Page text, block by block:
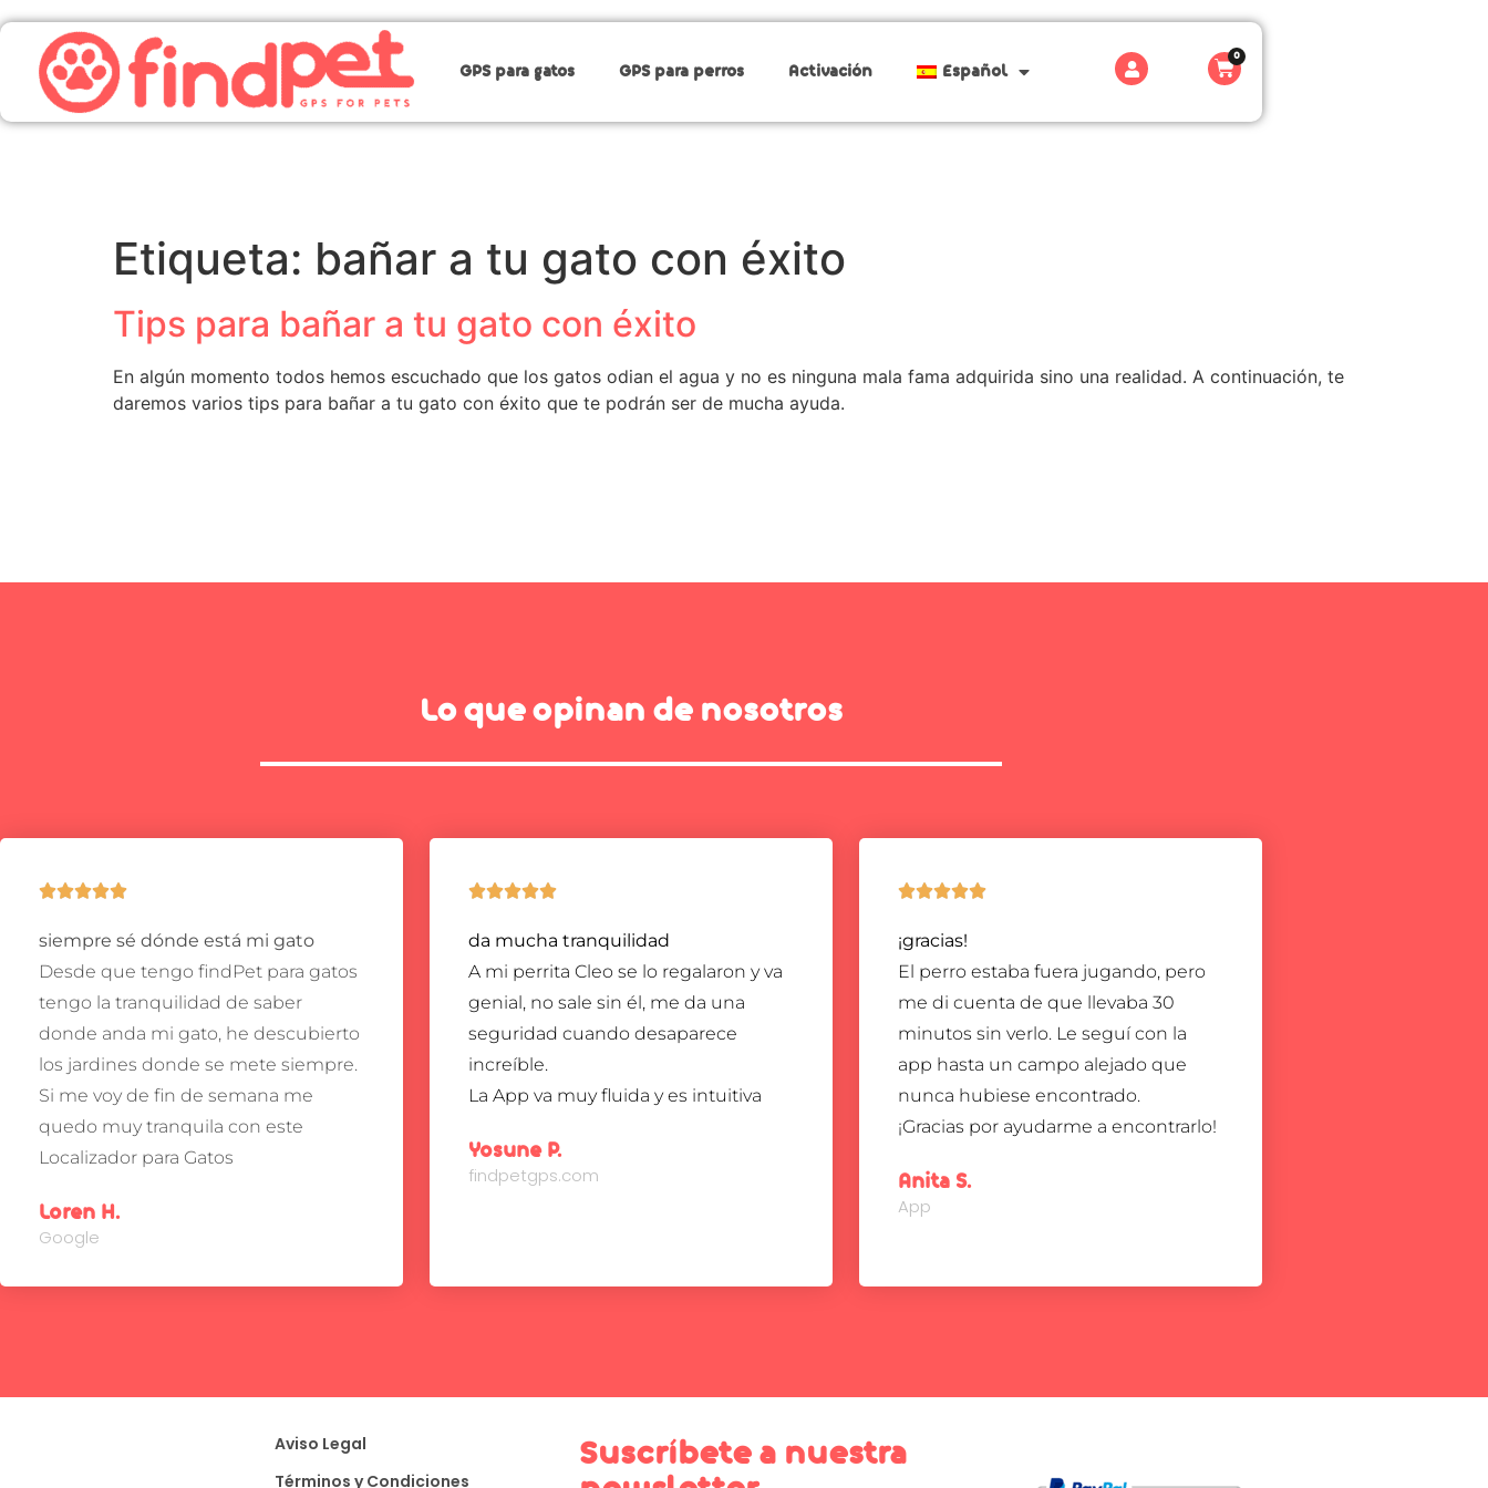
GPS para gatos GPS para perros Activación Español
0
Etiqueta: bañar a tu gato con éxito
Tips para bañar a tu gato con éxito
En algún momento todos hemos escuchado que los gatos odian el agua y no es ninguna mala fama adquirida sino una realidad. A continuación, te
daremos varios tips para bañar a tu gato con éxito que te podrán ser de mucha ayuda.
Lo que opinan de nosotros

siempre sé dónde está mi gato
Desde que tengo findPet para gatos
tengo la tranquilidad de saber
donde anda mi gato, he descubierto
los jardines donde se mete siempre.
Si me voy de fin de semana me
quedo muy tranquila con este
Localizador para Gatos
Loren H.
Google

da mucha tranquilidad
A mi perrita Cleo se lo regalaron y va
genial, no sale sin él, me da una
seguridad cuando desaparece
increíble.
La App va muy fluida y es intuitiva
Yosune P.
findpetgps.com

¡gracias!
El perro estaba fuera jugando, pero
me di cuenta de que llevaba 30
minutos sin verlo. Le seguí con la
app hasta un campo alejado que
nunca hubiese encontrado.
¡Gracias por ayudarme a encontrarlo!
Anita S.
App
Aviso Legal
Términos y Condiciones
Suscríbete a nuestra